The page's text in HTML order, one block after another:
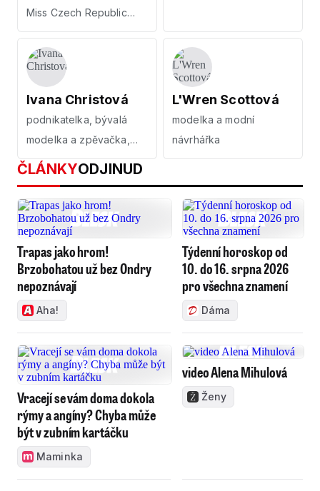
Miss Czech Republic
2022
Ivana Christová
podnikatelka, bývalá
modelka a zpěvačka,
miss
L'Wren Scottová
modelka a modní
návrhářka
ČLÁNKYODJINUD
Trapas jako hrom!
Brzobohatou už bez Ondry
nepoznávají
Aha!
Týdenní horoskop od
10. do 16. srpna 2026
pro všechna znamení
Dáma
Vracejí se vám doma dokola
rýmy a angíny? Chyba může
být v zubním kartáčku
Maminka
video Alena Mihulová
Ženy